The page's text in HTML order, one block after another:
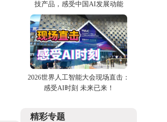
技产品，感受中国AI发展动能
2026世界人工智能大会现场直击：
感受AI时刻 未来已来！
精彩专题